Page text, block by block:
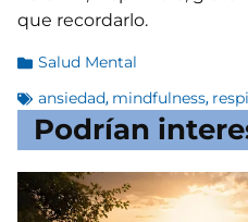
que recordarlo.
Salud Mental
ansiedad, mindfulness,
Podrían